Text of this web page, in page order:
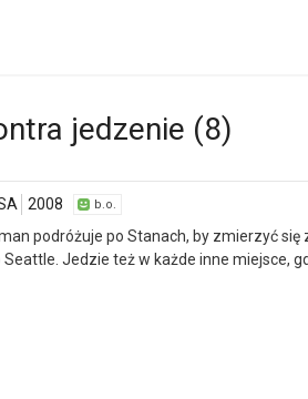
jedzenie (8)
2008 b.o.
podróżuje po Stanach, by zmierzyć
Seattle. Jedzie też w każde inne miejsce,